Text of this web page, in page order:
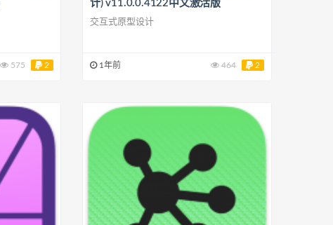
575 2
计) v11.0.0.4122中文激活版
交互式原型设计
1年前 464 2